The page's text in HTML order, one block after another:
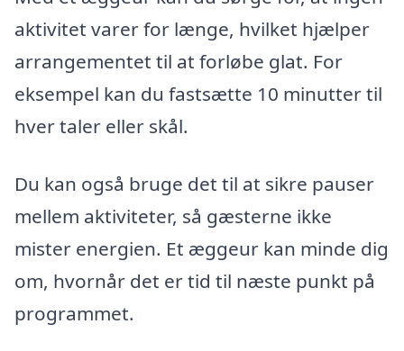
aktivitet varer for længe, hvilket hjælper
arrangementet til at forløbe glat. For
eksempel kan du fastsætte 10 minutter til
hver taler eller skål.
Du kan også bruge det til at sikre pauser
mellem aktiviteter, så gæsterne ikke
mister energien. Et æggeur kan minde dig
om, hvornår det er tid til næste punkt på
programmet.